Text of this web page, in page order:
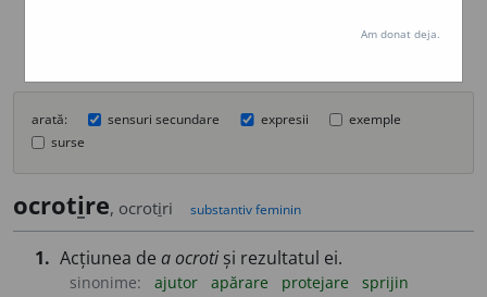
arată: sensuri secundare expresii
exemple
surse
ocrotire, ocrotiri substantiv feminin
1. Acțiunea de a ocroti și rezultatul ei.
sinonime: ajutor apărare protejare
sprijin
Am donat deja.